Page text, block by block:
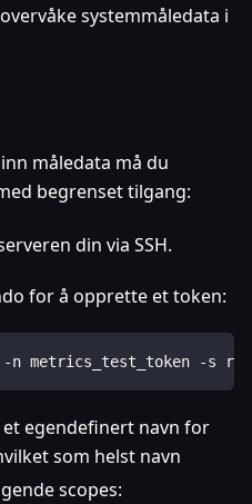
systemmåledata i
måledata må du
begrenset tilgang:
din via SSH.
for å opprette et token:
-n metrics_test_token -s
egendefinert navn for
som helst navn
scopes: